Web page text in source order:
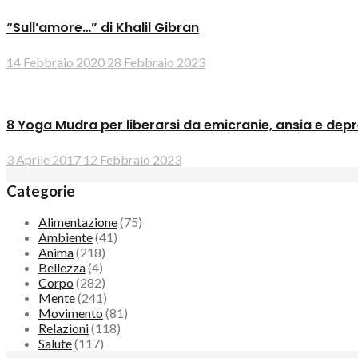
“Sull’amore…” di Khalil Gibran
14 Febbraio 2020 28 Febbraio 2023
8 Yoga Mudra per liberarsi da emicranie, ansia e
3 Aprile 2017 12 Febbraio 2023
Categorie
Alimentazione(75)
Ambiente(41)
Anima(218)
Bellezza(4)
Corpo (282)
Mente(241)
Movimento (81)
Relazioni(118)
Salute(117)